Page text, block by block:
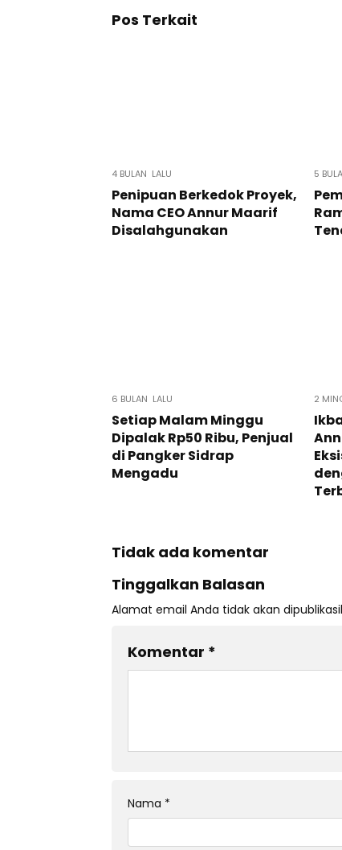
Pos Terkait
4 BULAN LALU
Penipuan Berkedok Proyek,
Nama CEO Annur Maarif
Disalahgunakan
5
6 BULAN LALU
Setiap Malam Minggu
Dipalak Rp50 Ribu, Penjual
di Pangker Sidrap
Mengadu
2
Tidak ada komentar
Tinggalkan Balasan
Alamat email Anda tidak akan
Komentar *
Nama *